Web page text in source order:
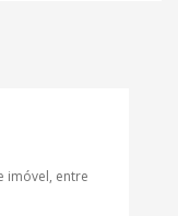
imóvel, entre